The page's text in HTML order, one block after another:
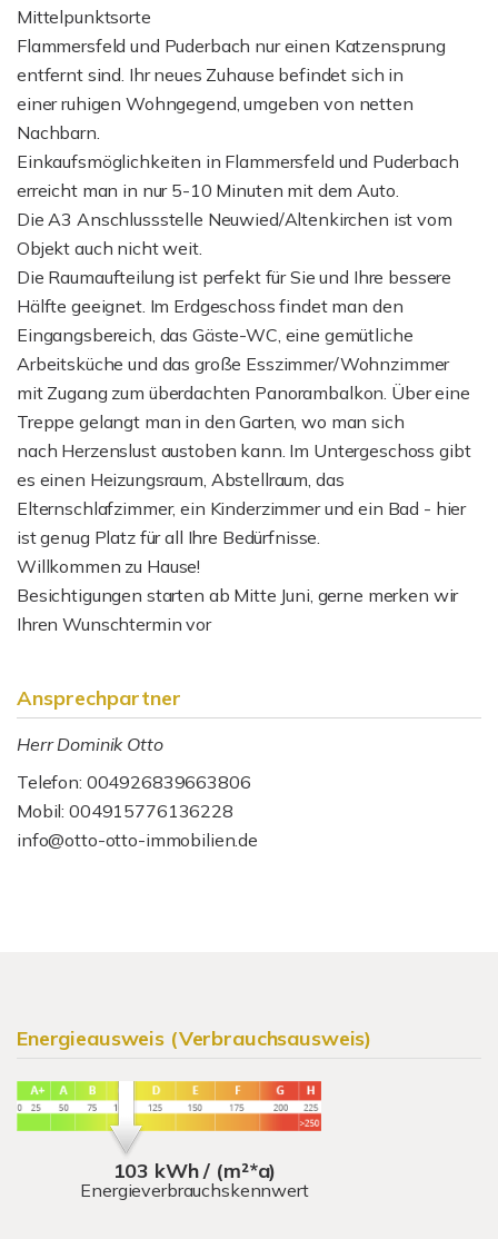
Mittelpunktsorte
Flammersfeld und Puderbach nur einen Katzensprung
entfernt sind. Ihr neues Zuhause befindet sich in
einer ruhigen Wohngegend, umgeben von netten
Nachbarn.
Einkaufsmöglichkeiten in Flammersfeld und Puderbach
erreicht man in nur 5-10 Minuten mit dem Auto.
Die A3 Anschlussstelle Neuwied/Altenkirchen ist vom
Objekt auch nicht weit.
Die Raumaufteilung ist perfekt für Sie und Ihre bessere
Hälfte geeignet. Im Erdgeschoss findet man den
Eingangsbereich, das Gäste-WC, eine gemütliche
Arbeitsküche und das große Esszimmer/Wohnzimmer
mit Zugang zum überdachten Panorambalkon. Über eine
Treppe gelangt man in den Garten, wo man sich
nach Herzenslust austoben kann. Im Untergeschoss gibt
es einen Heizungsraum, Abstellraum, das
Elternschlafzimmer, ein Kinderzimmer und ein Bad - hier
ist genug Platz für all Ihre Bedürfnisse.
Willkommen zu Hause!
Besichtigungen starten ab Mitte Juni, gerne merken wir
Ihren Wunschtermin vor
Ansprechpartner
Herr Dominik Otto
Telefon: 004926839663806
Mobil: 004915776136228
info@otto-otto-immobilien.de
Energieausweis (Verbrauchsausweis)
103 kWh / (m²*a)
Energieverbrauchskennwert